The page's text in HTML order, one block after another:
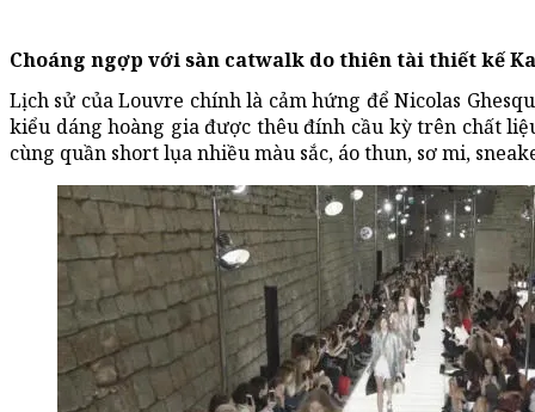
Choáng ngợp với sàn catwalk do thiên tài thiết kế
Lịch sử của Louvre chính là cảm hứng để Nicolas
kiểu dáng hoàng gia được thêu đính cầu kỳ trên chất
cùng quần short lụa nhiều màu sắc, áo thun, sơ mi,